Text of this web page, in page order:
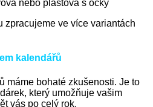
nebo plastová s očky
zpracujeme ve více variantách
kalendářů
máme bohaté zkušenosti. Je to
který umožňuje vašim
vás po celý rok.